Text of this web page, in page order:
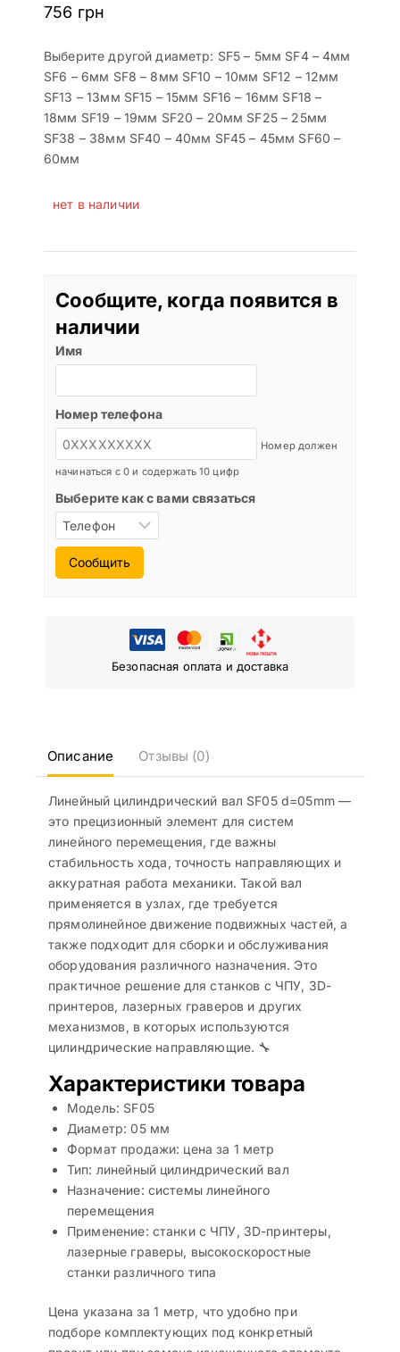
756 грн
Выберите другой диаметр: SF5 – 5мм SF4 – 4мм
SF6 – 6мм SF8 – 8мм SF10 – 10мм SF12 – 12мм
SF13 – 13мм SF15 – 15мм SF16 – 16мм SF18 –
18мм SF19 – 19мм SF20 – 20мм SF25 – 25мм
SF38 – 38мм SF40 – 40мм SF45 – 45мм SF60 –
60мм
нет в наличии
Сообщите, когда появится в
наличии
Имя
Номер телефона
Номер должен
начинаться с 0 и содержать 10 цифр
Выберите как с вами связаться
Сообщить
Безопасная оплата и доставка
Описание Отзывы (0)
Линейный цилиндрический вал SF05 d=05mm —
это прецизионный элемент для систем
линейного перемещения, где важны
стабильность хода, точность направляющих и
аккуратная работа механики. Такой вал
применяется в узлах, где требуется
прямолинейное движение подвижных частей, а
также подходит для сборки и обслуживания
оборудования различного назначения. Это
практичное решение для станков с ЧПУ, 3D-
принтеров, лазерных граверов и других
механизмов, в которых используются
цилиндрические направляющие. 🔧
Характеристики товара
Модель: SF05
Диаметр: 05 мм
Формат продажи: цена за 1 метр
Тип: линейный цилиндрический вал
Назначение: системы линейного
перемещения
Применение: станки с ЧПУ, 3D-принтеры,
лазерные граверы, высокоскоростные
станки различного типа
Цена указана за 1 метр, что удобно при
подборе комплектующих под конкретный